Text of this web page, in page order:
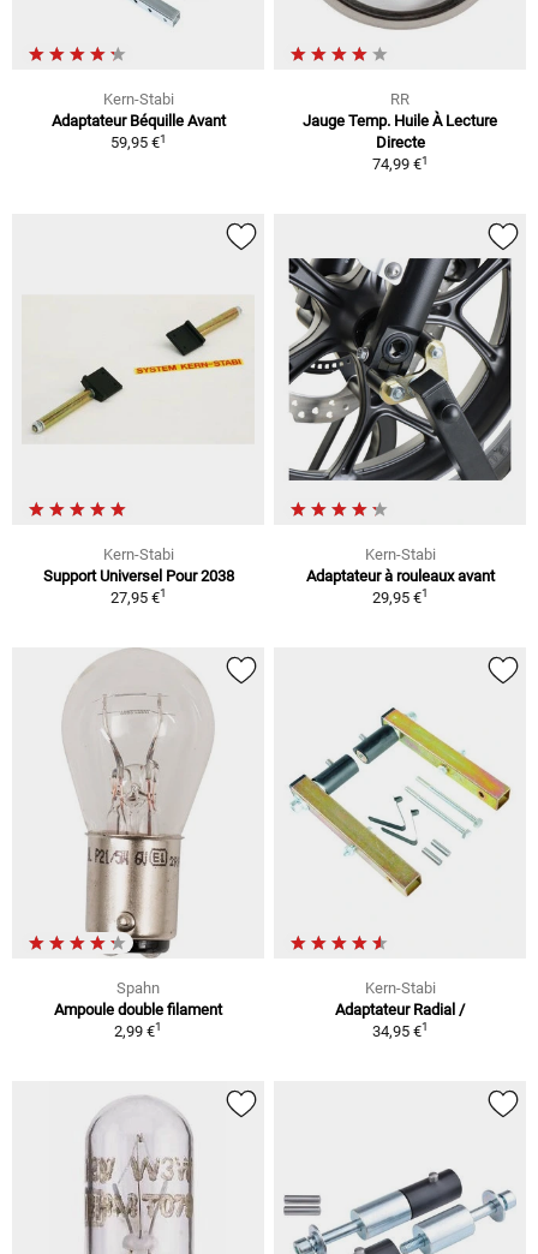
Kern-Stabi
Adaptateur Béquille Avant
59,95 €1
RR
Jauge Temp. Huile À Lecture
Directe
74,99 €1
Kern-Stabi
Support Universel Pour 2038
27,95 €1
Kern-Stabi
Adaptateur à rouleaux avant
29,95 €1
Spahn
Ampoule double filament
2,99 €1
Kern-Stabi
Adaptateur Radial /
34,95 €1